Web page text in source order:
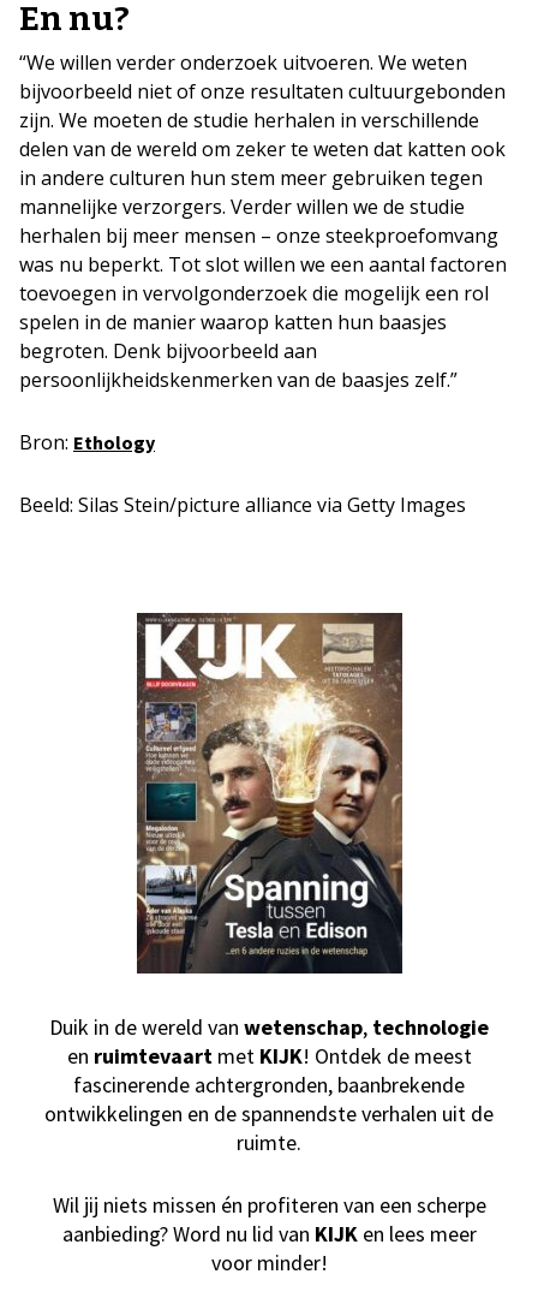
En nu?
“We willen verder onderzoek uitvoeren. We weten
bijvoorbeeld niet of onze resultaten cultuurgebonden
zijn. We moeten de studie herhalen in verschillende
delen van de wereld om zeker te weten dat katten ook
in andere culturen hun stem meer gebruiken tegen
mannelijke verzorgers. Verder willen we de studie
herhalen bij meer mensen – onze steekproefomvang
was nu beperkt. Tot slot willen we een aantal factoren
toevoegen in vervolgonderzoek die mogelijk een rol
spelen in de manier waarop katten hun baasjes
begroten. Denk bijvoorbeeld aan
persoonlijkheidskenmerken van de baasjes zelf.”
Bron: Ethology
Beeld: Silas Stein/picture alliance via Getty Images
Duik in de wereld van wetenschap, technologie
en ruimtevaartmet KIJK! Ontdek de meest
fascinerende achtergronden, baanbrekende
ontwikkelingen en de spannendste verhalen uit de
ruimte.
Wil jij niets missen én profiteren van een scherpe
aanbieding? Word nu lid van KIJKen lees meer
voor minder!